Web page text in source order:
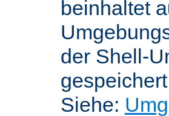
beinhaltet
der Shell-
Siehe: